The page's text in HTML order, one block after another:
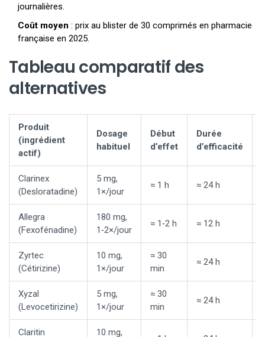
journalières.
Coût moyen : prix au blister de 30 comprimés en pharmacie
française en 2025.
Tableau comparatif des
alternatives
Produit
(ingrédient
actif)
Dosage
habituel
Début
d’effet
Durée
d’efficacité
Clarinex
(Desloratadine)
5 mg,
1×/jour
≈ 1 h ≈ 24 h
Allegra
(Fexofénadine)
180 mg,
1‑2×/jour
≈ 1‑2 h ≈ 12 h
Zyrtec
(Cétirizine)
10 mg,
1×/jour
≈ 30
min
≈ 24 h
Xyzal
(Levocetirizine)
5 mg,
1×/jour
≈ 30
min
≈ 24 h
Claritin 10 mg,